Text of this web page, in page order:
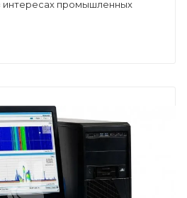
промышленных